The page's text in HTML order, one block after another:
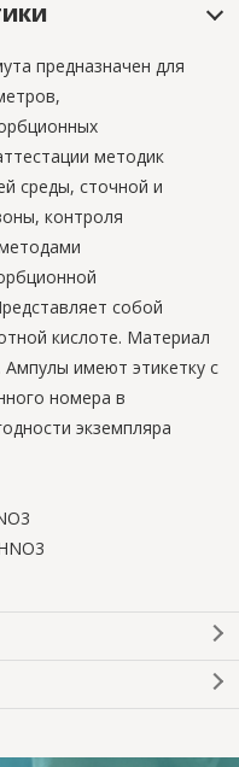
предназначен для
методик
среды, сточной и
контроля
собой
кислоте. Материал
имеют этикетку с
номера в
экземпляра